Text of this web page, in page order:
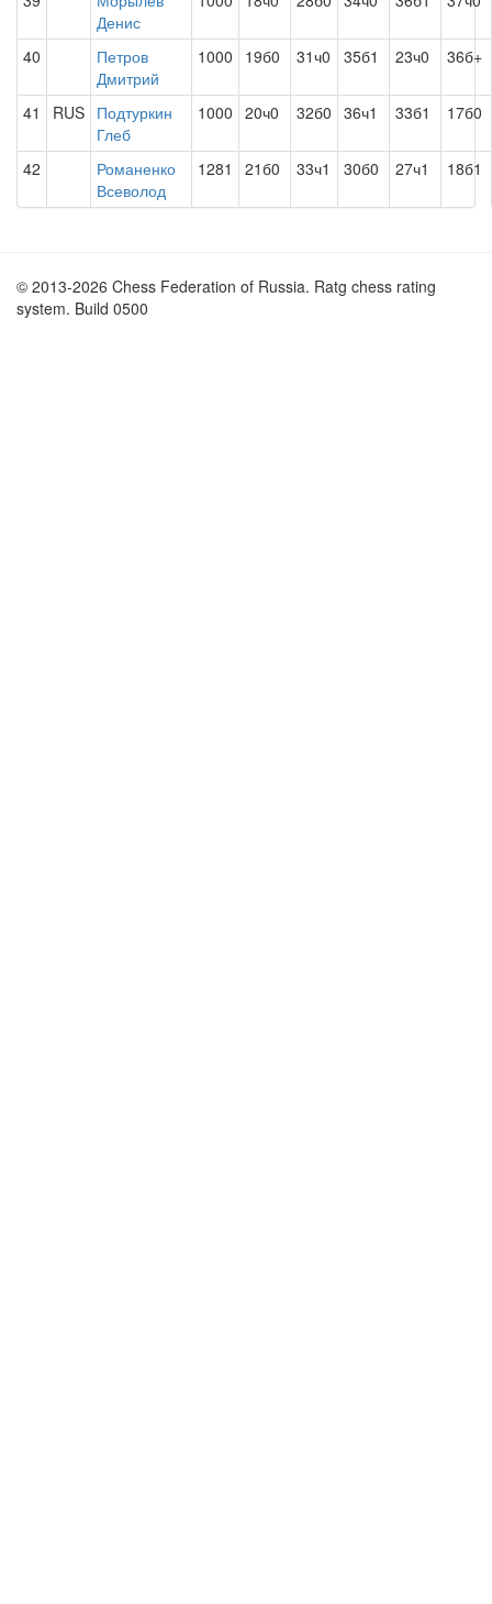
Денис
40
Петров
Дмитрий
1000 19б0 31ч0 35б1 23ч0 36б+
41 RUS Подтуркин
Глеб
1000 20ч0 32б0 36ч1 33б1 17б0
42
Романенко
Всеволод
1281 21б0 33ч1 30б0 27ч1 18б1
© 2013-2026 Chess Federation of Russia. Ratg chess rating
system. Build 0500